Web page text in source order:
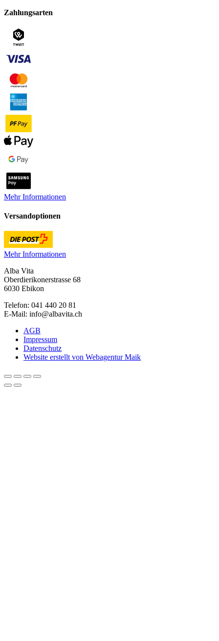
Zahlungsarten
Mehr Informationen
Versandoptionen
Mehr Informationen
Alba Vita
Oberdierikonerstrasse 68
6030 Ebikon
Telefon: 041 440 20 81
E-Mail: info@albavita.ch
AGB
Impressum
Datenschutz
Website erstellt von Webagentur Maik